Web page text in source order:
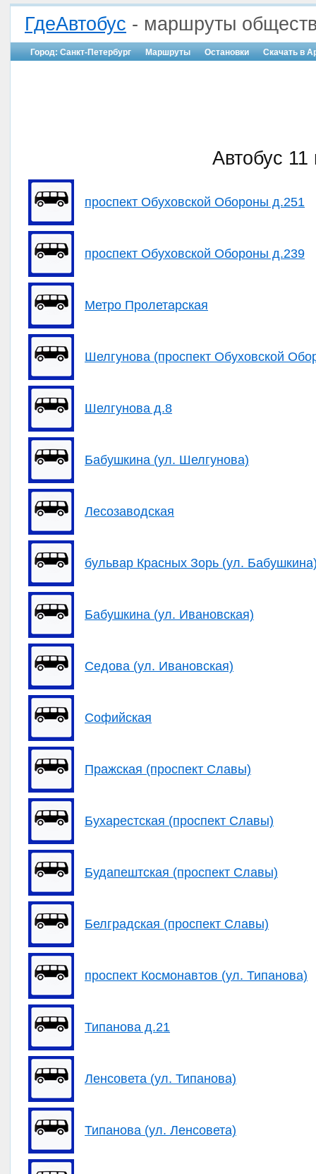
ГдеАвтобус - маршруты
Город: Санкт-Петербург Маршруты Остановки Скачать в
Автобус 11
проспект Обуховской Обороны д.251
проспект Обуховской Обороны д.239
Метро Пролетарская
Шелгунова (проспект Обуховской
Шелгунова д.8
Бабушкина (ул. Шелгунова)
Лесозаводская
бульвар Красных Зорь (ул.
Бабушкина (ул. Ивановская)
Седова (ул. Ивановская)
Софийская
Пражская (проспект Славы)
Бухарестская (проспект Славы)
Будапештская (проспект Славы)
Белградская (проспект Славы)
проспект Космонавтов (ул. Типанова)
Типанова д.21
Ленсовета (ул. Типанова)
Типанова (ул. Ленсовета)